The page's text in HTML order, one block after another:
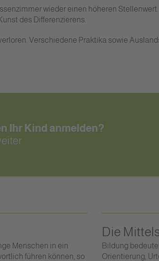
wieder einen höheren
des Differenzierens.
Verschiedene Praktika sowie
Ihr Kind anmelden?
Menschen in ein
führen können, so
Die
Bildung
Orientierung,